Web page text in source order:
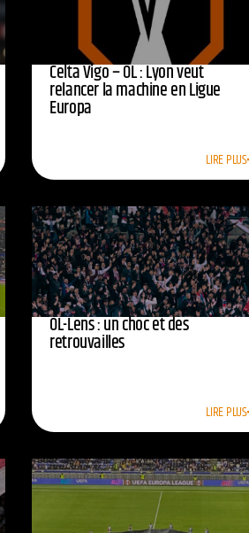
Celta Vigo – OL : Lyon veut
relancer la machine en Ligue
Europa
LIRE PLUS
OL-Lens : un choc et des
retrouvailles
LIRE PLUS